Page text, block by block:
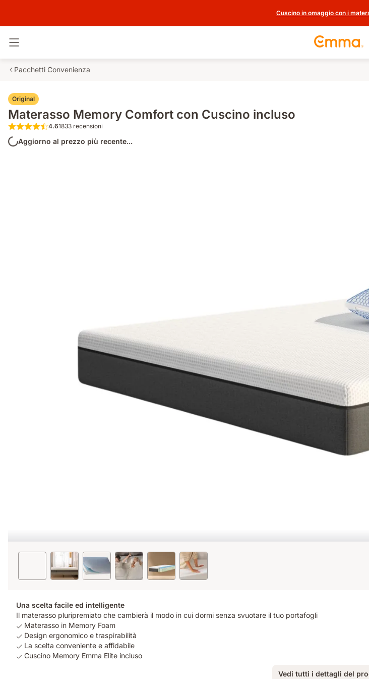
Cuscino in omaggio con i
Pacchetti Convenienza
Original
Materasso Memory Comfort con Cuscino incluso
4.6 su 5 stelle 1833 recensioni
4.61833 recensioni
Aggiorno al prezzo più recente...
Una scelta facile ed intelligente
Il materasso pluripremiato che cambierà il modo in cui dormi senza svuotare il tuo portafogli
Materasso in Memory Foam
Design ergonomico e traspirabilità
La scelta conveniente e affidabile
Cuscino Memory Emma Elite incluso
Vedi tutti i dettagli del